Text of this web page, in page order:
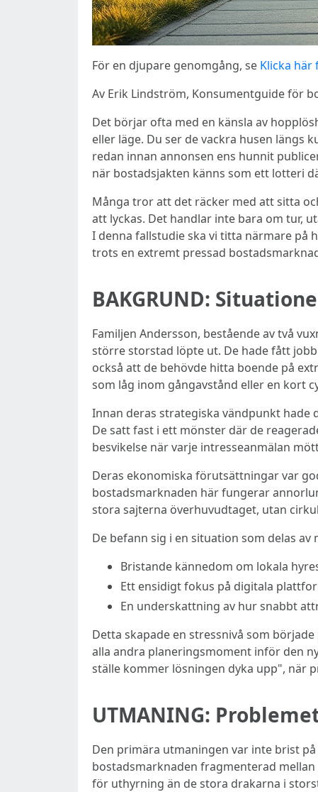
För en djupare genomgång, se Klicka här
Av Erik Lindström, Konsumentguide för
Det börjar ofta med en känsla av
eller läge. Du ser de vackra husen längs
redan innan annonsen ens hunnit
när bostadsjakten känns som ett lotteri
Många tror att det räcker med att sitta
att lyckas. Det handlar inte bara om tur,
I denna fallstudie ska vi titta närmare på
trots en extremt pressad
BAKGRUND:
Familjen Andersson, bestående av två
större storstad löpte ut. De hade fått
också att de behövde hitta boende på
som låg inom gångavstånd eller en kort
Innan deras strategiska vändpunkt hade
De satt fast i ett mönster där de
besvikelse när varje intresseanmälan
Deras ekonomiska förutsättningar var
bostadsmarknaden här fungerar
stora sajterna överhuvudtaget, utan
De befann sig i en situation som delas av
Bristande kännedom om lokala
Ett ensidigt fokus på digitala
En underskattning av hur snabbt
Detta skapade en stressnivå som
alla andra planeringsmoment inför den
ställe kommer lösningen dyka upp", när
UTMANING:
Den primära utmaningen var inte brist
bostadsmarknaden fragmenterad
för uthyrning än de stora drakarna i